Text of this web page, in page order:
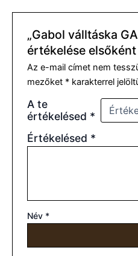
„Gabol válltáska
értékelése elsőként
Az e-mail címet nem
mezőket * karakterrel
A te
értékelésed *
Értékelésed *
Név *